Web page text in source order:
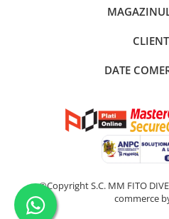
DATE
©Copyright S.C. MM FITO
commerce